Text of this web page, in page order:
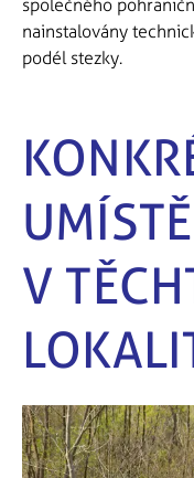
společného
nainstalovány
podél stezky.
V